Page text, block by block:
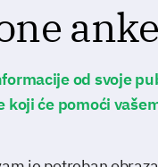
od svoje
će pomoći